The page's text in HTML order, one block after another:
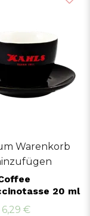
Warenkorb
20 ml
6,29 €